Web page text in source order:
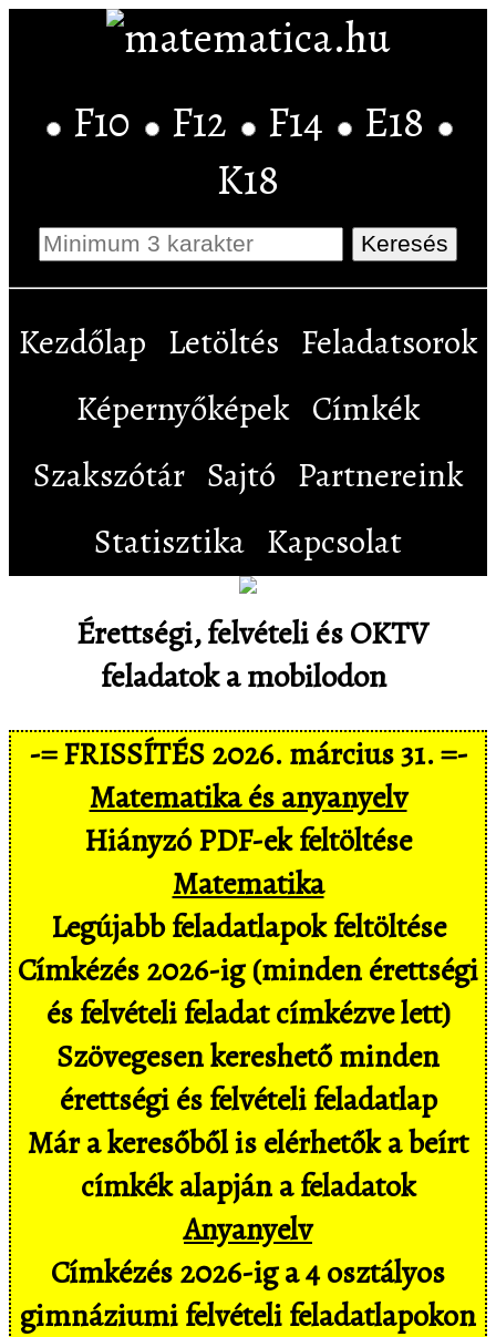
F10 F12 F14
E18
K18
Kezdőlap Letöltés Feladatsorok
Képernyőképek Címkék
Szakszótár Sajtó Partnereink
Statisztika Kapcsolat
Érettségi, felvételi és OKTV
feladatok a mobilodon
-= FRISSÍTÉS 2026. március 31. =-
Matematika és anyanyelv
Hiányzó PDF-ek feltöltése
Matematika
Legújabb feladatlapok feltöltése
Címkézés 2026-ig (minden érettségi
és felvételi feladat címkézve lett)
Szövegesen kereshető minden
érettségi és felvételi feladatlap
Már a keresőből is elérhetők a beírt
címkék alapján a feladatok
Anyanyelv
Címkézés 2026-ig a 4 osztályos
gimnáziumi felvételi feladatlapokon